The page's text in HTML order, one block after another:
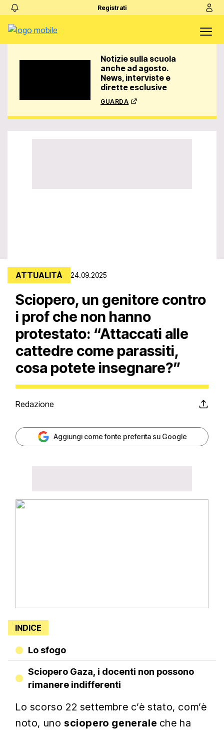
Registrati
Notizie sulla scuola
anche ad agosto.
News, interviste e
dirette esclusive
guarda
ATTUALITÀ 24.09.2025
Sciopero, un genitore contro
i prof che non hanno
protestato: “Attaccati alle
cattedre come parassiti,
cosa potete insegnare?”
Redazione
Aggiungi come fonte preferita su Google
INDICE
Lo sfogo
Sciopero Gaza, i docenti non possono
rimanere indifferenti
Lo scorso 22 settembre c’è stato, com’è
noto, uno sciopero generale che ha